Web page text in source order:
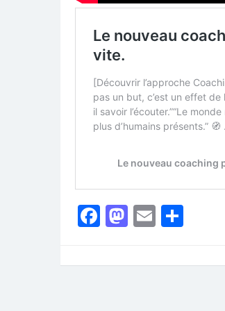
Facebook
Mastodon
Email